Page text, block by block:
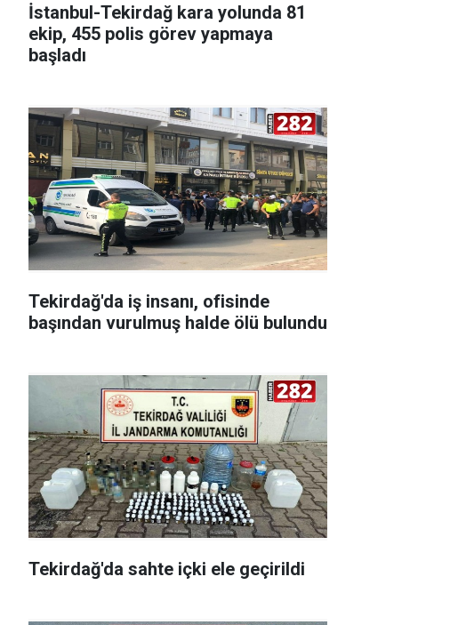
İstanbul-Tekirdağ kara yolunda 81
ekip, 455 polis görev yapmaya
başladı
Tekirdağ'da iş insanı, ofisinde
başından vurulmuş halde ölü bulundu
Tekirdağ'da sahte içki ele geçirildi